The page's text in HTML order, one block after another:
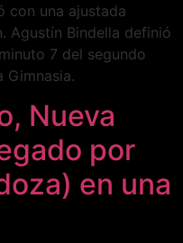
con una ajustada
Agustín Bindella definió
7 del segundo
Nueva
por
en una